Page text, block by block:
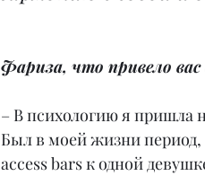
Фариза, что привело вас
– В психологию я пришла
Был в моей жизни
access bars к одной